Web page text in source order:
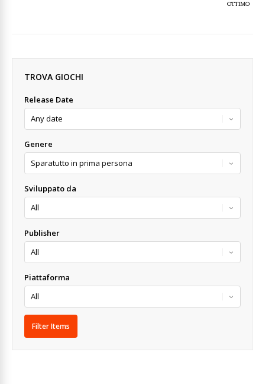
OTTIMO
TROVA GIOCHI
Release Date
Genere
Sviluppato da
Publisher
Piattaforma